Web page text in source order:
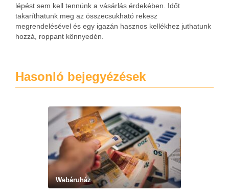
lépést sem kell tennünk a vásárlás érdekében. Időt
takaríthatunk meg az összecsukható rekesz
megrendelésével és egy igazán hasznos kellékhez juthatunk
hozzá, roppant könnyedén.
Hasonló bejegyézések
Webáruház